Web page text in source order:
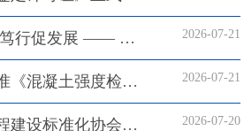
筑牢正确政绩观 实干笃行促发展 —— 建研国检党委举办树立和践行正确政绩观专题党课... 2026-07-21
关于邀请参加国家标准《混凝土强度检验评定标准》GB/T 50107-2010修订工作的函... 2026-07-21
关于邀请参加中国工程建设标准化协会标准《预制混凝土节段拼装用低温环氧胶粘剂试验方... 2026-07-20